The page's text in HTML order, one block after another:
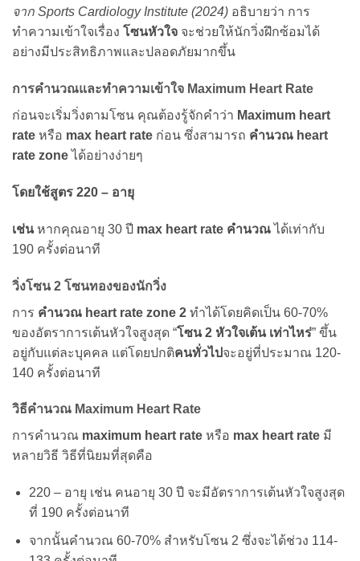
จาก Sports Cardiology Institute (2024) อธิบายว่า การ
ทำความเข้าใจเรื่อง โซนหัวใจ จะช่วยให้นักวิ่งฝึกซ้อมได้
อย่างมีประสิทธิภาพและปลอดภัยมากขึ้น
การคำนวณและทำความเข้าใจ Maximum Heart Rate
ก่อนจะเริ่มวิ่งตามโซน คุณต้องรู้จักคำว่า Maximum heart
rate หรือ max heart rate ก่อน ซึ่งสามารถ คำนวณ heart
rate zoneได้อย่างง่ายๆ
โดยใช้สูตร 220 – อายุ
เช่นหากคุณอายุ 30 ปี max heart rate คำนวณได้เท่ากับ
190 ครั้งต่อนาที
วิ่งโซน 2 โซนทองของนักวิ่ง
การ คำนวณ heart rate zone 2 ทำได้โดยคิดเป็น 60-70%
ของอัตราการเต้นหัวใจสูงสุด “โซน 2 หัวใจเต้น เท่าไหร่” ขึ้น
อยู่กับแต่ละบุคคล แต่โดยปกติคนทั่วไปจะอยู่ที่ประมาณ 120-
140 ครั้งต่อนาที
วิธีคำนวณ Maximum Heart Rate
การคำนวณ maximum heart rate หรือ max heart rate มี
หลายวิธี วิธีที่นิยมที่สุดคือ
220 – อายุ เช่น คนอายุ 30 ปี จะมีอัตราการเต้นหัวใจสูงสุด
ที่ 190 ครั้งต่อนาที
จากนั้นคำนวณ 60-70% สำหรับโซน 2 ซึ่งจะได้ช่วง 114-